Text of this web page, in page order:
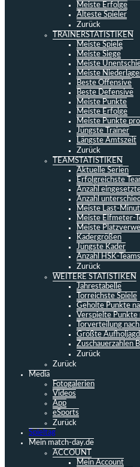
Meiste Erfolge
Älteste Spieler
Zurück
TRAINERSTATISTIKEN
Meiste Spiele
Meiste Siege
Meiste
Meiste
Beste Offensive
Beste Defensive
Meiste Punkte
Meiste Erfolge
Meiste Punkte pro
Jüngste Trainer
Längste Amtszeit
Zurück
TEAMSTATISTIKEN
Aktuelle Serien
Erfolgreichste
Anzahl
Anzahl
Meiste Last-
Meiste Elfmeter-
Meiste
Kadergrößen
Jüngste Kader
Anzahl HSK-
Zurück
WEITERE STATISTIKEN
Jahrestabelle
Torreichste Spiele
Geholte Punkte
Verspielte Punkte
Torverteilung
Größte
Zuschauerzahlen
Zurück
Zurück
Media
Fotogalerien
Videos
App
eSports
Zurück
Spieltag
Mein match-day.de
ACCOUNT
Mein Account